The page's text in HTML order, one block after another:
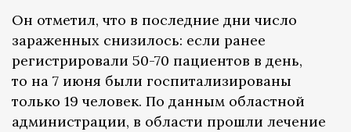
Он отметил, что в последние дни число
зараженных снизилось: если ранее
регистрировали 50-70 пациентов в день,
то на 7 июня были госпитализированы
только 19 человек. По данным областной
администрации, в области прошли лечение